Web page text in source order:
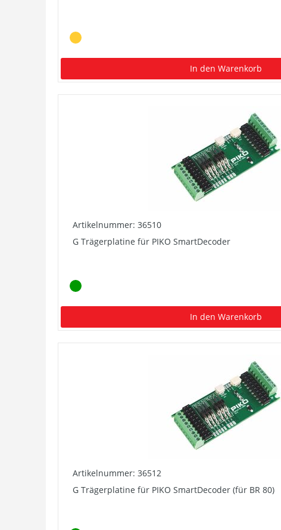
In den Warenkorb
Artikelnummer: 36510
G Trägerplatine für PIKO SmartDecoder
In den Warenkorb
Artikelnummer: 36512
G Trägerplatine für PIKO SmartDecoder (für BR 80)